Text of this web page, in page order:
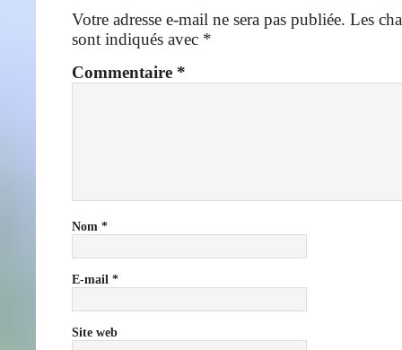
Votre adresse e-mail ne sera pas publiée. Les
sont indiqués avec *
Commentaire *
Nom *
E-mail *
Site web